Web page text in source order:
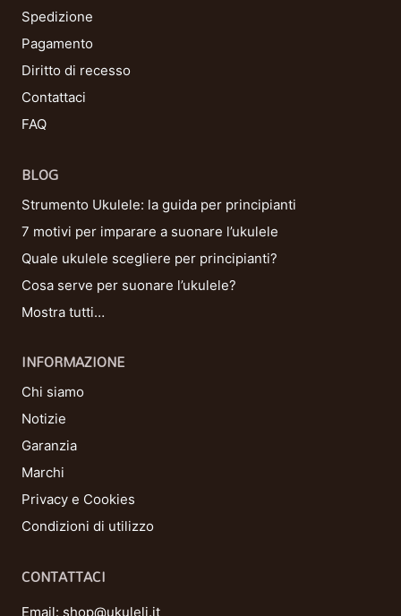
Spedizione
Pagamento
Diritto di recesso
Contattaci
FAQ
BLOG
Strumento Ukulele: la guida per principianti
7 motivi per imparare a suonare l’ukulele
Quale ukulele scegliere per principianti?
Cosa serve per suonare l’ukulele?
Mostra tutti…
INFORMAZIONE
Chi siamo
Notizie
Garanzia
Marchi
Privacy e Cookies
Condizioni di utilizzo
CONTATTACI
Email: shop@ukuleli.it